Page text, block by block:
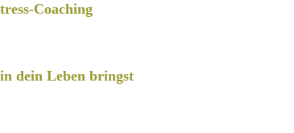
Coaching
dein Leben bringst